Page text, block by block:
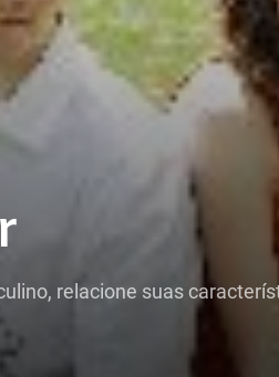
relacione suas